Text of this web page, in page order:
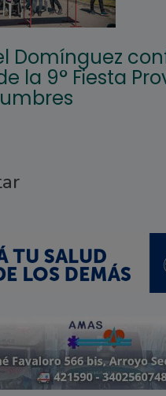
Domínguez
la 9° Fiesta